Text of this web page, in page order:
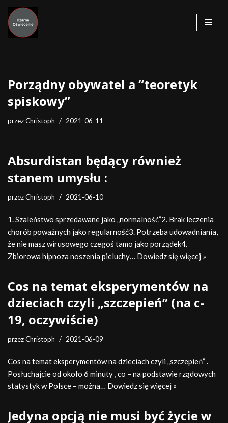
Przejdź
Porządny obywatel a “teoretyk
spiskowy”
przezChristoph 2021-06-11
Absurdistan będący również
stanem umysłu :
przezChristoph 2021-06-10
1. Szaleństwo sprzedawane jako „normalność”2. Brak leczenia
chorób poważnych jako regularność3. Potrzeba udowadniania,
że nie masz wirusowego czegoś tamo jako porządek4.
Zbiorowa hipnoza noszenia pieluchy… Dowiedz się więcej »
Cos na temat eksperymentów na
dzieciach czyli „szczepień” (na c-
19, oczywiście)
przezChristoph 2021-06-09
Cos na temat eksperymentów na dzieciach czyli „szczepień” .
Posłuchajcie od około 6 minuty , co – na podstawie rządowych
statystyk w Polsce – można… Dowiedz się więcej »
Jedyna opcją nie musi być życie w